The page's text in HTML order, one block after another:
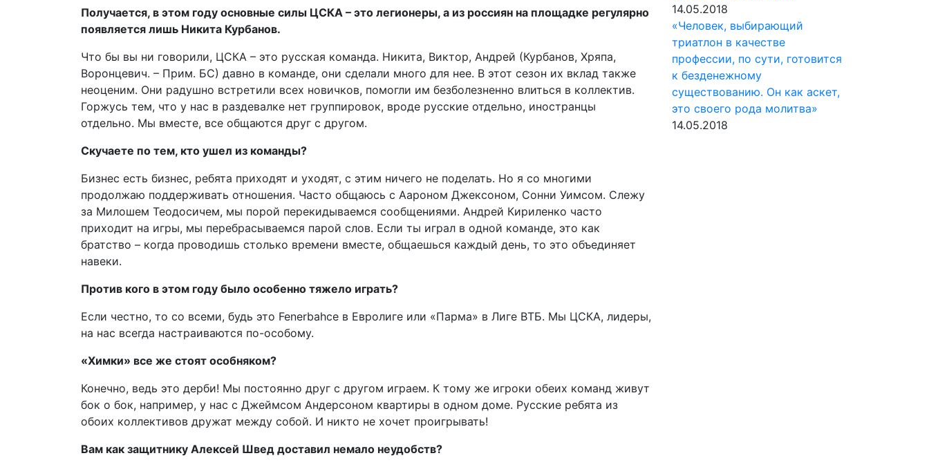
Получается, в этом году основные силы ЦСКА – это легионеры, а из россиян на площадке регулярно
появляется лишь Никита Курбанов.
Что бы вы ни говорили, ЦСКА – это русская команда. Никита, Виктор, Андрей (Курбанов, Хряпа,
Воронцевич. – Прим. БС) давно в команде, они сделали много для нее. В этот сезон их вклад также
неоценим. Они радушно встретили всех новичков, помогли им безболезненно влиться в коллектив.
Горжусь тем, что у нас в раздевалке нет группировок, вроде русские отдельно, иностранцы
отдельно. Мы вместе, все общаются друг с другом.
Скучаете по тем, кто ушел из команды?
Бизнес есть бизнес, ребята приходят и уходят, с этим ничего не поделать. Но я со многими
продолжаю поддерживать отношения. Часто общаюсь с Аароном Джексоном, Сонни Уимсом. Слежу
за Милошем Теодосичем, мы порой перекидываемся сообщениями. Андрей Кириленко часто
приходит на игры, мы перебрасываемся парой слов. Если ты играл в одной команде, это как
братство – когда проводишь столько времени вместе, общаешься каждый день, то это объединяет
навеки.
Против кого в этом году было особенно тяжело играть?
Если честно, то со всеми, будь это Fenerbahce в Евролиге или «Парма» в Лиге ВТБ. Мы ЦСКА, лидеры,
на нас всегда настраиваются по-особому.
«Химки» все же стоят особняком?
Конечно, ведь это дерби! Мы постоянно друг с другом играем. К тому же игроки обеих команд живут
бок о бок, например, у нас с Джеймсом Андерсоном квартиры в одном доме. Русские ребята из
обоих коллективов дружат между собой. И никто не хочет проигрывать!
Вам как защитнику Алексей Швед доставил немало неудобств?
14.05.2018
«Человек, выбирающий
триатлон в качестве
профессии, по сути, готовится
к безденежному
существованию. Он как аскет,
это своего рода молитва»
14.05.2018